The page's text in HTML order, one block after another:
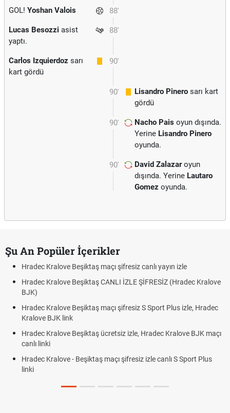
88'
GOL! Yoshan Valois
88'
Lucas Besozzi asist
yaptı.
90'
Carlos Izquierdoz sarı
kart gördü
90' Lisandro Pinero sarı kart
gördü
90' Nacho Pais oyun dışında.
Yerine Lisandro Pinero
oyunda.
90' David Zalazaroyun
dışında. Yerine Lautaro
Gomez oyunda.
Şu An Popüler İçerikler
Hradec Kralove Beşiktaş maçı şifresiz canlı yayın izle
Hradec Kralove Beşiktaş CANLI İZLE ŞİFRESİZ (Hradec Kralove
BJK)
Hradec Kralove Beşiktaş maçı şifresiz S Sport Plus izle, Hradec
Kralove BJK link
Hradec Kralove Beşiktaş ücretsiz izle, Hradec Kralove BJK maçı
canlı linki
Hradec Kralove - Beşiktaş maçı şifresiz izle canlı S Sport Plus
linki